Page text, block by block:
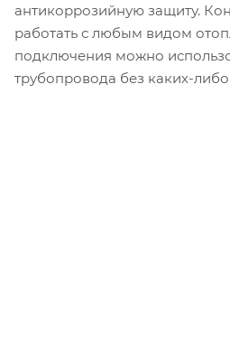
антикоррозийную защиту.
работать с любым видом
подключения можно
трубопровода без каких-